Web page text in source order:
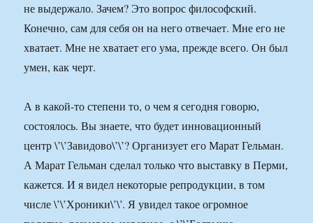
не выдержало. Зачем? Это вопрос философский.
Конечно, сам для себя он на него отвечает. Мне его не
хватает. Мне не хватает его ума, прежде всего. Он был
умен, как черт.
А в какой-то степени то, о чем я сегодня говорю,
состоялось. Вы знаете, что будет инновационный
центр \’\’Завидово\’\’? Организует его Марат Гельман.
А Марат Гельман сделал только что выставку в Перми,
кажется. И я видел некоторые репродукции, в том
числе \’\’Хроники\’\’. Я увидел такое огромное